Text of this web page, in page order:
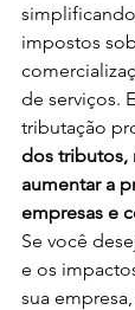
impostos
de serviços.
tributação
dos tributos,
aumentar a
empresas e
Se você
e os
sua